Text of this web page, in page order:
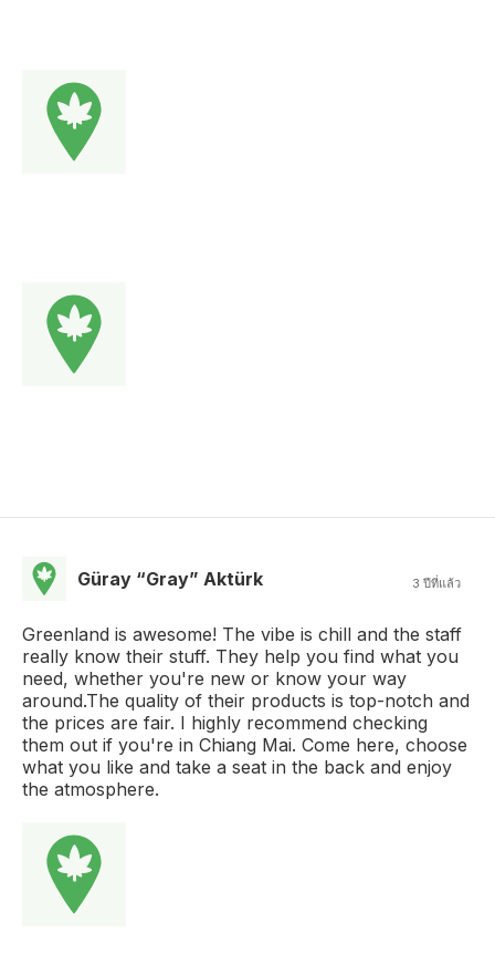
Güray “Gray” Aktürk 3 ปีที่แล้ว
Greenland is awesome! The vibe is chill and the staff
really know their stuff. They help you find what you
need, whether you're new or know your way
around.The quality of their products is top-notch and
the prices are fair. I highly recommend checking
them out if you're in Chiang Mai. Come here, choose
what you like and take a seat in the back and enjoy
the atmosphere.